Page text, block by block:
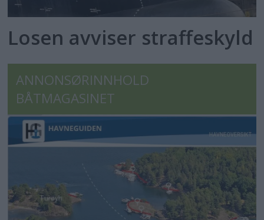
Losen avviser straffeskyld
ANNONSØRINNHOLD
BÅTMAGASINET